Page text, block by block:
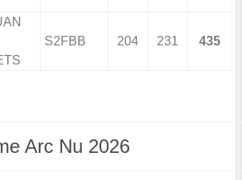
S2FBB 204 231 435
Arc Nu 2026